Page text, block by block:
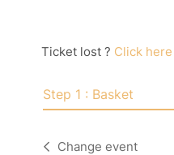
Ticket lost ? Click here
Step 1 : Basket
Change event